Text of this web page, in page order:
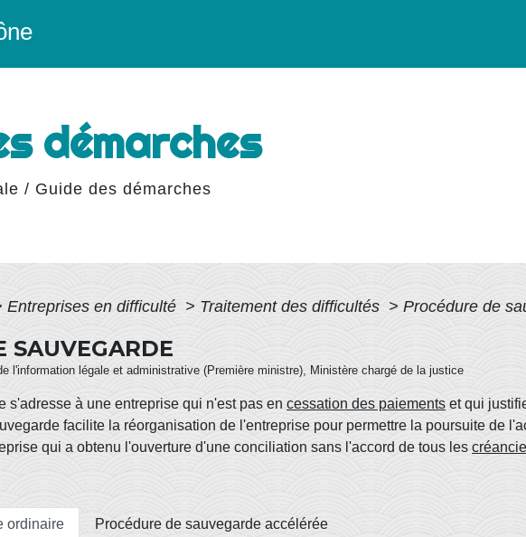
démarches
/ Guide des démarches
Entreprises en difficulté > Traitement des difficultés > Procédure de
SAUVEGARDE
l'information légale et administrative (Première ministre), Ministère chargé de la justice
s'adresse à une entreprise qui n'est pas en cessation des paiements et qui
facilite la réorganisation de l'entreprise pour permettre la poursuite de
qui a obtenu l'ouverture d'une conciliation sans l'accord de tous les
ordinaire Procédure de sauvegarde accélérée